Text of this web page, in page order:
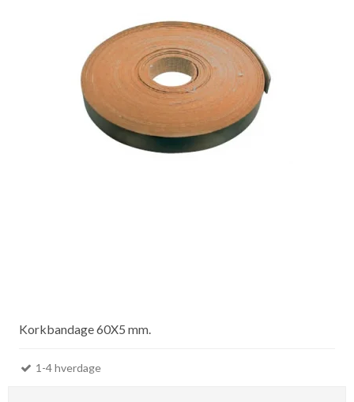
Korkbandage 60X5 mm.
1-4 hverdage